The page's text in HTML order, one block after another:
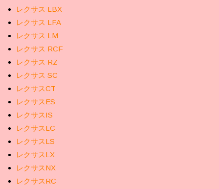
レクサス LBX
レクサス LFA
レクサス LM
レクサス RCF
レクサス RZ
レクサス SC
レクサスCT
レクサスES
レクサスIS
レクサスLC
レクサスLS
レクサスLX
レクサスNX
レクサスRC